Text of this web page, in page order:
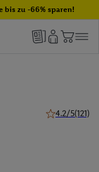
bis zu -66% sparen!
4.2/5(121)